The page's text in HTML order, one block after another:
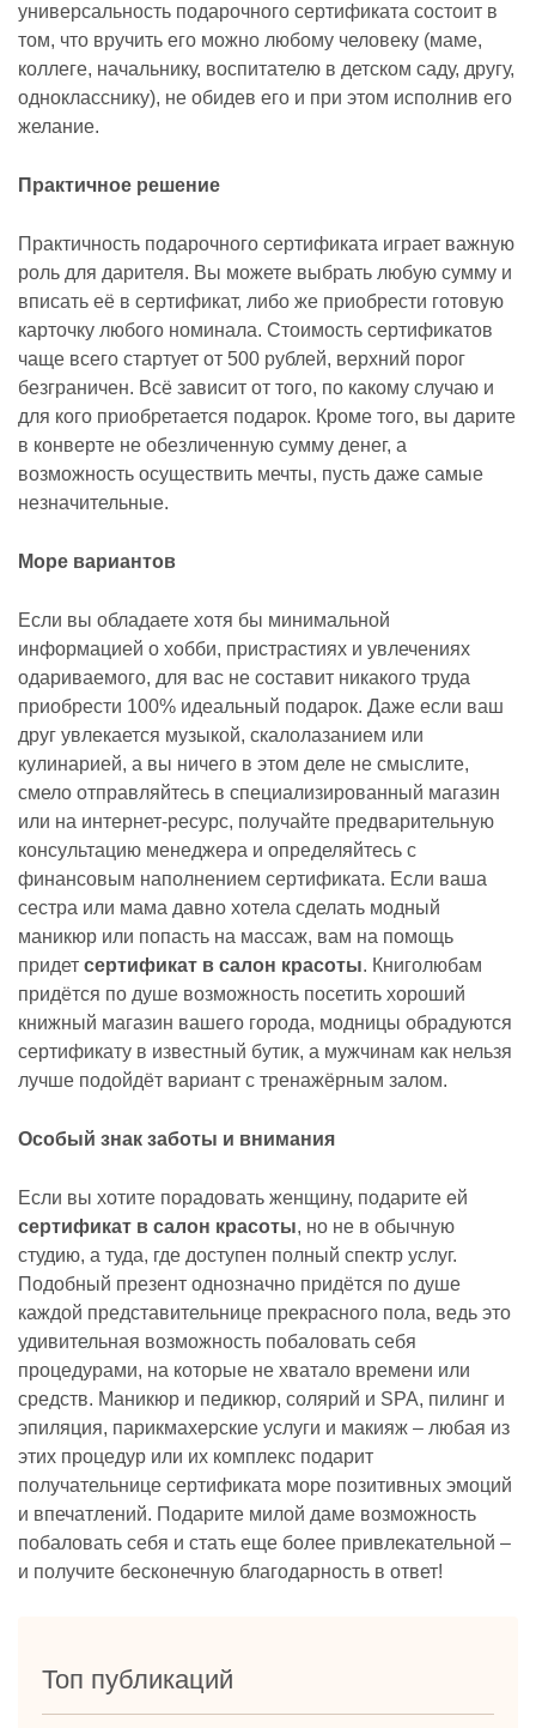
универсальность подарочного сертификата состоит в
том, что вручить его можно любому человеку (маме,
коллеге, начальнику, воспитателю в детском саду, другу,
однокласснику), не обидев его и при этом исполнив его
желание.
Практичное решение
Практичность подарочного сертификата играет важную
роль для дарителя. Вы можете выбрать любую сумму и
вписать её в сертификат, либо же приобрести готовую
карточку любого номинала. Стоимость сертификатов
чаще всего стартует от 500 рублей, верхний порог
безграничен. Всё зависит от того, по какому случаю и
для кого приобретается подарок. Кроме того, вы дарите
в конверте не обезличенную сумму денег, а
возможность осуществить мечты, пусть даже самые
незначительные.
Море вариантов
Если вы обладаете хотя бы минимальной
информацией о хобби, пристрастиях и увлечениях
одариваемого, для вас не составит никакого труда
приобрести 100% идеальный подарок. Даже если ваш
друг увлекается музыкой, скалолазанием или
кулинарией, а вы ничего в этом деле не смыслите,
смело отправляйтесь в специализированный магазин
или на интернет-ресурс, получайте предварительную
консультацию менеджера и определяйтесь с
финансовым наполнением сертификата. Если ваша
сестра или мама давно хотела сделать модный
маникюр или попасть на массаж, вам на помощь
придет сертификат в салон красоты. Книголюбам
придётся по душе возможность посетить хороший
книжный магазин вашего города, модницы обрадуются
сертификату в известный бутик, а мужчинам как нельзя
лучше подойдёт вариант с тренажёрным залом.
Особый знак заботы и внимания
Если вы хотите порадовать женщину, подарите ей
сертификат в салон красоты, но не в обычную
студию, а туда, где доступен полный спектр услуг.
Подобный презент однозначно придётся по душе
каждой представительнице прекрасного пола, ведь это
удивительная возможность побаловать себя
процедурами, на которые не хватало времени или
средств. Маникюр и педикюр, солярий и SPA, пилинг и
эпиляция, парикмахерские услуги и макияж – любая из
этих процедур или их комплекс подарит
получательнице сертификата море позитивных эмоций
и впечатлений. Подарите милой даме возможность
побаловать себя и стать еще более привлекательной –
и получите бесконечную благодарность в ответ!
Топ публикаций